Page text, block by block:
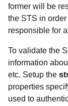
former will be
the STS in
responsible for
To validate the
information
etc. Setup the
properties
used to